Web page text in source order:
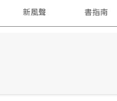
新風聲 書指南